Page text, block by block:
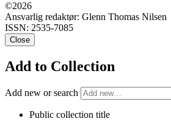
©2026
Ansvarlig redaktør: Glenn Thomas Nilsen
ISSN: 2535-7085
Close
Add to Collection
Add new or search
Public collection title